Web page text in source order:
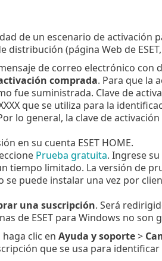
de un escenario de activación
(página Web de
de correo electrónico con
comprada. Para que la
fue suministrada. Clave de
que se utiliza para la
lo general, la clave de activación
en su cuenta ESET HOME.
Prueba gratuita. Ingrese
tiempo limitado. La versión de
puede instalar una vez por
una suscripción. Será
de ESET para Windows no son
clic en Ayuda y soporte>
que se usa para